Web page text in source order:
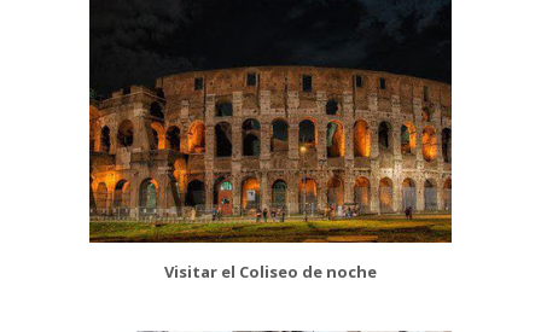
Visitar el Coliseo de noche